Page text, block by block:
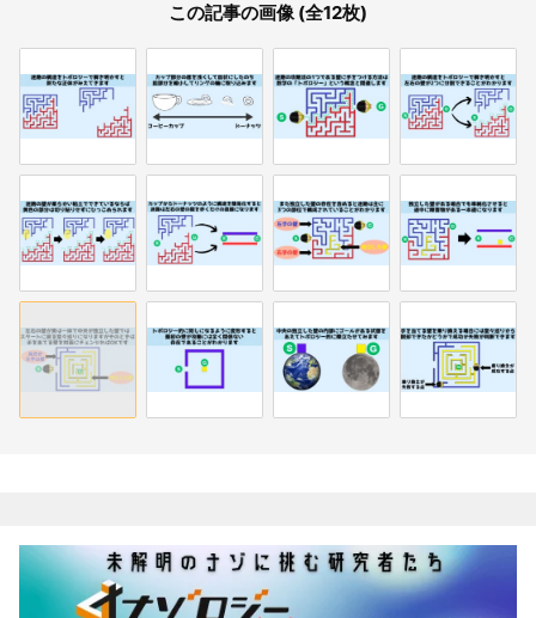
この記事の画像 (全12枚)